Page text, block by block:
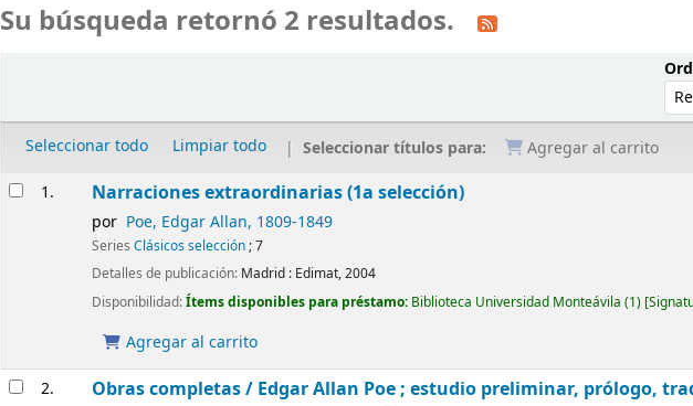
Su búsqueda retornó 2 resultados.
Seleccionar todo Limpiar todo Seleccionar títulos para: Agregar al carrito
Resultados
1. Narraciones extraordinarias (1a selección)
por Poe, Edgar Allan, 1809-1849
SeriesClásicos selección; 7
Detalles de publicación: Madrid : Edimat,2004
Disponibilidad:Ítems disponibles para préstamo: Biblioteca Universidad Monteávila (1)
Agregar al carrito
2. Obras completas / Edgar Allan Poe ; estudio preliminar, prólogo,